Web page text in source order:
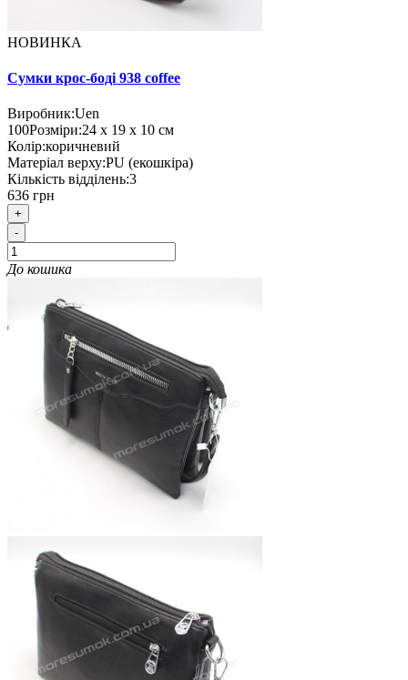
НОВИНКА
Сумки крос-боді 938 coffee
Виробник:Uen
100Розміри:24 х 19 х 10 см
Колір:коричневий
Матеріал верху:PU (екошкіра)
Кількість відділень:3
636 грн
+
-
До кошика